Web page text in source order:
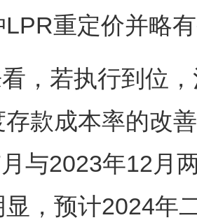
重定价并略
，若执行到位
款成本率的改
与2023年12月
，预计2024年